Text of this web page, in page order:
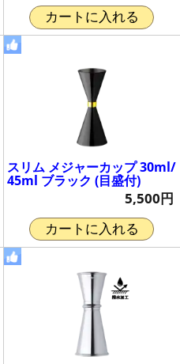
カートに入れる
スリム メジャーカップ 30ml/
45ml ブラック (目盛付)
5,500円
カートに入れる